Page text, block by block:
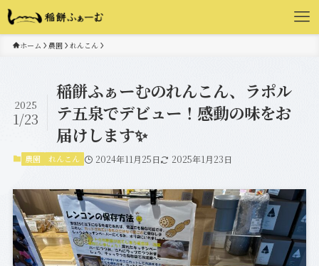
ホーム 農園 れんこん
稲餅ふぁーむのれんこん、ラポル
テ五泉でデビュー！感動の味をお
届けします✨
2025
1/23
農園 れんこん 2024年11月25日 2025年1月23日